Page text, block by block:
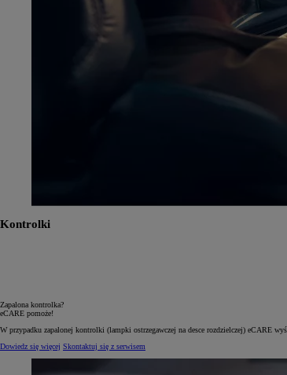
Kontrolki
Zapalona kontrolka?
eCARE pomoże!
W przypadku zapalonej kontrolki (lampki ostrzegawczej na desce rozdzielczej) eCARE
Dowiedz się więcej Skontaktuj się z serwisem